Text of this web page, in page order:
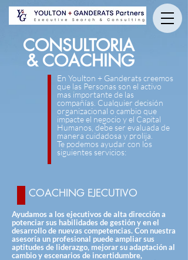
CONSULTORIA
& COACHING
En Youlton + Ganderats creemos
que las Personas son el activo
mas importante de las
compañías. Cualquier decisión
organizacional o cambio que
impacte el negocio y el Capital
Humanos, debe ser evaluada de
manera cuidadosa y prolija.
Te podemos ayudar con los
siguientes servicios:
COACHING EJECUTIVO
Ayudamos a los ejecutivos de alta dirección a
potenciar sus habilidades de gestión y en el
desarrollo de nuevas competencias. Con nuestra
asesoría un profesional puede ampliar sus
aptitudes de liderazgo, mejorar su adaptación al
cambio y escenarios de incertidumbre,